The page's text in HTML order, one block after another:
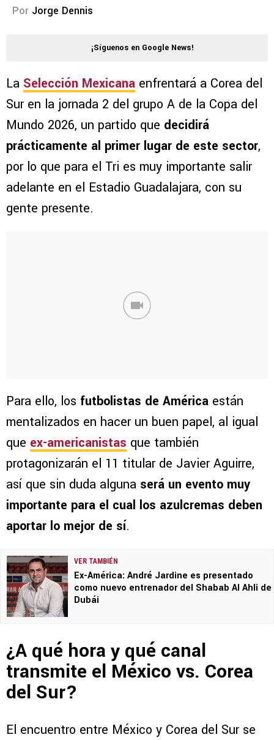
Por Jorge Dennis
¡Síguenos en Google News!
La Selección Mexicana enfrentará a Corea del
Sur en la jornada 2 del grupo A de la Copa del
Mundo 2026, un partido que decidirá
prácticamente al primer lugar de este sector,
por lo que para el Tri es muy importante salir
adelante en el Estadio Guadalajara, con su
gente presente.
Para ello, los futbolistas de América están
mentalizados en hacer un buen papel, al igual
que ex-americanistas que también
protagonizarán el 11 titular de Javier Aguirre,
así que sin duda alguna será un evento muy
importante para el cual los azulcremas deben
aportar lo mejor de sí.
VER TAMBIÉN
Ex-América: André Jardine es presentado
como nuevo entrenador del Shabab Al Ahli de
Dubái
¿A qué hora y qué canal
transmite el México vs. Corea
del Sur?
El encuentro entre México y Corea del Sur se